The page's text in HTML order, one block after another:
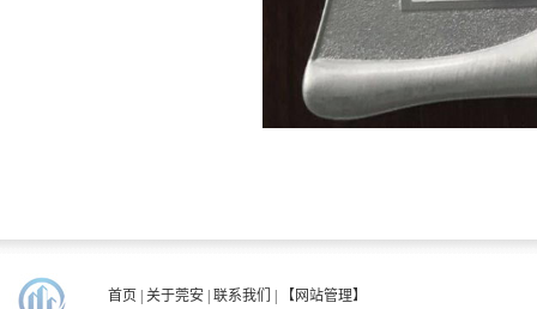
首页 关于莞安 联系我们
【网站管理】